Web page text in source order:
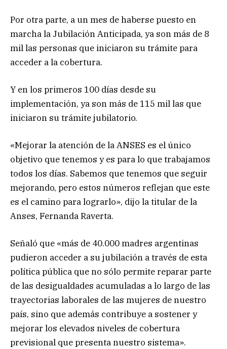
Por otra parte, a un mes de haberse puesto en
marcha la Jubilación Anticipada, ya son más de 8
mil las personas que iniciaron su trámite para
acceder a la cobertura.
Y en los primeros 100 días desde su
implementación, ya son más de 115 mil las que
iniciaron su trámite jubilatorio.
«Mejorar la atención de la ANSES es el único
objetivo que tenemos y es para lo que trabajamos
todos los días. Sabemos que tenemos que seguir
mejorando, pero estos números reflejan que este
es el camino para lograrlo», dijo la titular de la
Anses, Fernanda Raverta.
Señaló que «más de 40.000 madres argentinas
pudieron acceder a su jubilación a través de esta
política pública que no sólo permite reparar parte
de las desigualdades acumuladas a lo largo de las
trayectorias laborales de las mujeres de nuestro
país, sino que además contribuye a sostener y
mejorar los elevados niveles de cobertura
previsional que presenta nuestro sistema».